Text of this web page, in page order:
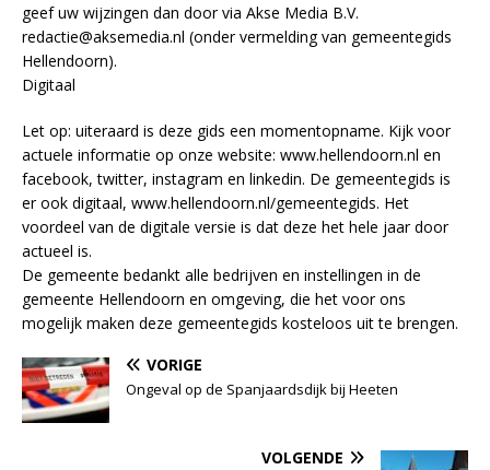
geef uw wijzingen dan door via Akse Media B.V.
redactie@aksemedia.nl (onder vermelding van gemeentegids
Hellendoorn).
Digitaal
Let op: uiteraard is deze gids een momentopname. Kijk voor
actuele informatie op onze website: www.hellendoorn.nl en
facebook, twitter, instagram en linkedin. De gemeentegids is
er ook digitaal, www.hellendoorn.nl/gemeentegids. Het
voordeel van de digitale versie is dat deze het hele jaar door
actueel is.
De gemeente bedankt alle bedrijven en instellingen in de
gemeente Hellendoorn en omgeving, die het voor ons
mogelijk maken deze gemeentegids kosteloos uit te brengen.
VORIGE
Ongeval op de Spanjaardsdijk bij Heeten
VOLGENDE